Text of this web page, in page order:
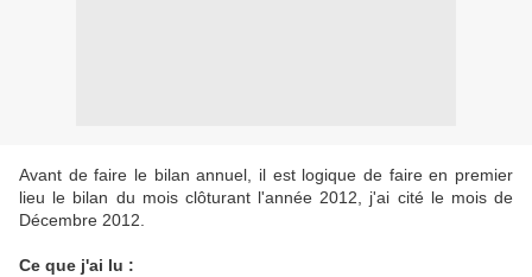
Avant de faire le bilan annuel, il est logique de faire en premier
lieu le bilan du mois clôturant l'année 2012, j'ai cité le mois de
Décembre 2012.
Ce que j'ai lu :